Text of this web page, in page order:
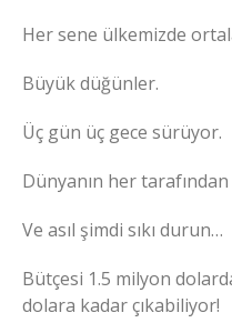
Her sene ülkemizde
Büyük düğünler.
Üç gün üç gece sürüyor.
Dünyanın her
Ve asıl şimdi sıkı durun…
Bütçesi 1.5 milyon
dolara kadar çıkabiliyor!